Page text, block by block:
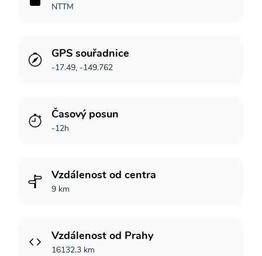
NTTM
GPS souřadnice
-17.49, -149.762
Časový posun
-12h
Vzdálenost od centra
9 km
Vzdálenost od Prahy
16132.3 km